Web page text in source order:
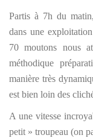
Partis à 7h du
dans une
70 moutons nous
méthodique
manière très
est bien loin des
A une vitesse
petit » troupeau (on